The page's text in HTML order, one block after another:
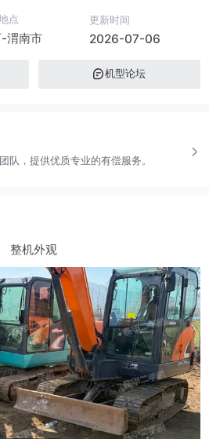
点
渭南市
更新时间
2026-07-06
机型论坛
队，提供优质专业的有偿服务。
整机外观